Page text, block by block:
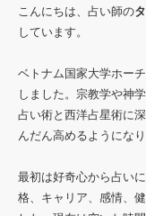
こんにちは、占い師の
しています。
ベトナム国家大学ホー
しました。宗教学や神
占い術と西洋占星術に
んだん高めるようになり
最初は好奇心から占い
格、キャリア、感情、